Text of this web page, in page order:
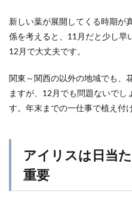
新しい葉が展開してくる時期が
係を考えると、11月だと少し早
12月で大丈夫です。
関東～関西の以外の地域でも、
ますが、12月でも問題ないでし
す。年末までの一仕事で植え付
アイリスは日当
重要